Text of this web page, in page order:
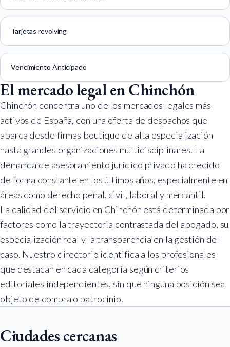
Tarjetas revolving
Vencimiento Anticipado
El mercado legal en Chinchón
Chinchón concentra uno de los mercados legales más
activos de España, con una oferta de despachos que
abarca desde firmas boutique de alta especialización
hasta grandes organizaciones multidisciplinares. La
demanda de asesoramiento jurídico privado ha crecido
de forma constante en los últimos años, especialmente en
áreas como derecho penal, civil, laboral y mercantil.
La calidad del servicio en Chinchón está determinada por
factores como la trayectoria contrastada del abogado, su
especialización real y la transparencia en la gestión del
caso. Nuestro directorio identifica a los profesionales
que destacan en cada categoría según criterios
editoriales independientes, sin que ninguna posición sea
objeto de compra o patrocinio.
Ciudades cercanas